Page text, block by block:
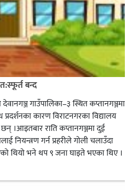
बन्द
गाउँपालिका–३ स्थित कप्तानगञ्जमा
कारण विराटनगरका विद्यालय
।आइतबार राति कप्तानगञ्जमा दुई
नियन्त्रण गर्न प्रहरीले गोली चलाउँदा
थियो भने थप ९ जना घाइते भएका थिए ।